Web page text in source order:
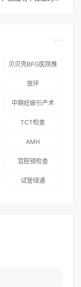
贝贝壳BFG医院推
放环
中期妊娠引产术
TCT检查
AMH
宫腔镜检查
试管绿通